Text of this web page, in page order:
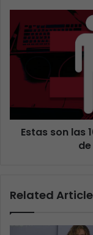
Estas son las
Related